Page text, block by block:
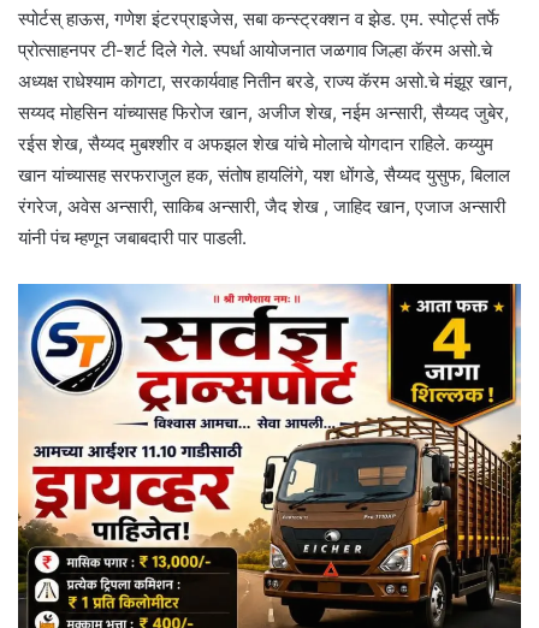
स्पोर्टस् हाऊस, गणेश इंटरप्राइजेस, सबा कन्स्ट्रक्शन व झेड. एम. स्पोर्ट्स तर्फे
प्रोत्साहनपर टी-शर्ट दिले गेले. स्पर्धा आयोजनात जळगाव जिल्हा कॅरम असो.चे
अध्यक्ष राधेश्याम कोगटा, सरकार्यवाह नितीन बरडे, राज्य कॅरम असो.चे मंझूर खान,
सय्यद मोहसिन यांच्यासह फिरोज खान, अजीज शेख, नईम अन्सारी, सैय्यद जुबेर,
रईस शेख, सैय्यद मुबश्शीर व अफझल शेख यांचे मोलाचे योगदान राहिले. कय्युम
खान यांच्यासह सरफराजुल हक, संतोष हायलिंगे, यश धोंगडे, सैय्यद युसुफ, बिलाल
रंगरेज, अवेस अन्सारी, साकिब अन्सारी, जैद शेख , जाहिद खान, एजाज अन्सारी
यांनी पंच म्हणून जबाबदारी पार पाडली.